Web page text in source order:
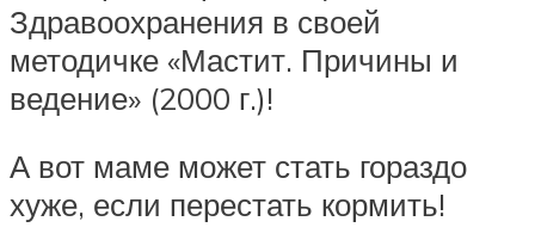
Здравоохранения в своей
методичке «Мастит. Причины и
ведение» (2000 г.)!
А вот маме может стать гораздо
хуже, если перестать кормить!